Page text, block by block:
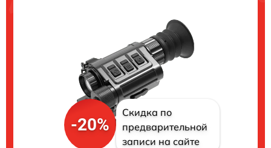
-20%
Скидка по
предварительной
записи на сайте